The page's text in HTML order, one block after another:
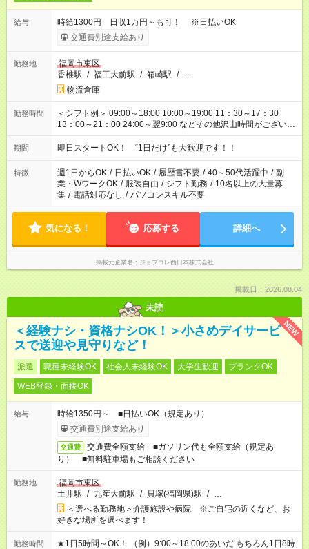
給与
時給1300円 日収1万円～も可！ ※日払いOK
交通費別途支給あり
勤務地
福岡市東区
香椎駅 / 福工大前駅 / 箱崎駅 / …
物流倉庫
勤務時間
＜シフト例＞ 09:00～18:00 10:00～19:00 11：30～17：30
13：00～21：00 24:00～翌9:00 などその他沢山時間がございま
す！
期間 即日スタートOK！ “1日だけ”も大歓迎です！！
特徴 週1日からOK / 日払いOK / 履歴書不要 / 40～50代活躍中 / 副
業・WワークOK / 服装自由 / シフト勤務 / 10名以上の大量募
集 / 電話対応なし / パソコンスキル不要
気になる！ 応募する 詳細へ
掲載元企業名 ジョブコレ西日本株式会社
掲載日：2026.08.04
未読
NEW
＜経験ナシ・資格ナシOK！＞小さめデイサービ
スで送迎や見守りなど！
派遣 職種未経験OK 社会人未経験OK 大学生歓迎
ブランクOK
WEB登録・面接OK
給与
時給1350円～ ■日払いOK（規定あり）
交通費別途支給あり
交通費
交通費全額支給 ■ガソリン代も全額支給（規定あ
り） ■無料駐車場もご相談ください
勤務地
福岡市東区
土井駅 / 九産大前駅 / 貝塚(福岡県)駅 / …
＜選べる勤務地＞介護施設や病院 ※ご自宅の近くなど、お
好きな場所を選べます！
勤務時間
★1日5時間～OK！ （例）9:00～18:00のあいだ もちろん1日8時